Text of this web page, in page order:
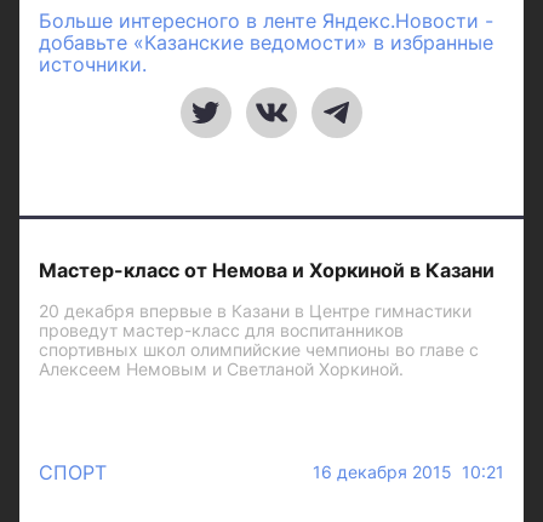
Больше интересного в ленте Яндекс.Новости -
добавьте «Казанские ведомости» в избранные
источники.
Мастер-класс от Немова и Хоркиной в Казани
20 декабря впервые в Казани в Центре гимнастики
проведут мастер-класс для воспитанников
спортивных школ олимпийские чемпионы во главе с
Алексеем Немовым и Светланой Хоркиной.
СПОРТ 16 декабря 2015 10:21